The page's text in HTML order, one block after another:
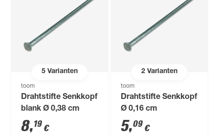
5Varianten
toom
Drahtstifte Senkkopf
blank Ø 0,38 cm
8,19 €
2Varianten
toom
Drahtstifte Senkkopf
Ø 0,16 cm
5,09 €